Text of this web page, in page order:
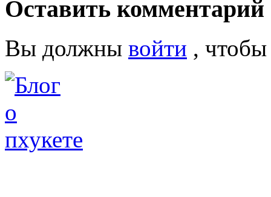
Оставить комментарий
Вы должны войти ,